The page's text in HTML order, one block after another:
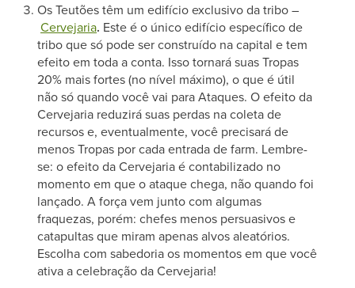
Os Teutões têm um edifício exclusivo da tribo –
Cervejaria. Este é o único edifício específico de
tribo que só pode ser construído na capital e tem
efeito em toda a conta. Isso tornará suas Tropas
20% mais fortes (no nível máximo), o que é útil
não só quando você vai para Ataques. O efeito da
Cervejaria reduzirá suas perdas na coleta de
recursos e, eventualmente, você precisará de
menos Tropas por cada entrada de farm. Lembre-
se: o efeito da Cervejaria é contabilizado no
momento em que o ataque chega, não quando foi
lançado. A força vem junto com algumas
fraquezas, porém: chefes menos persuasivos e
catapultas que miram apenas alvos aleatórios.
Escolha com sabedoria os momentos em que você
ativa a celebração da Cervejaria!